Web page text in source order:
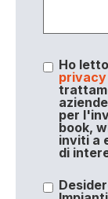
Ho
privacy
per
book,
inviti a
di